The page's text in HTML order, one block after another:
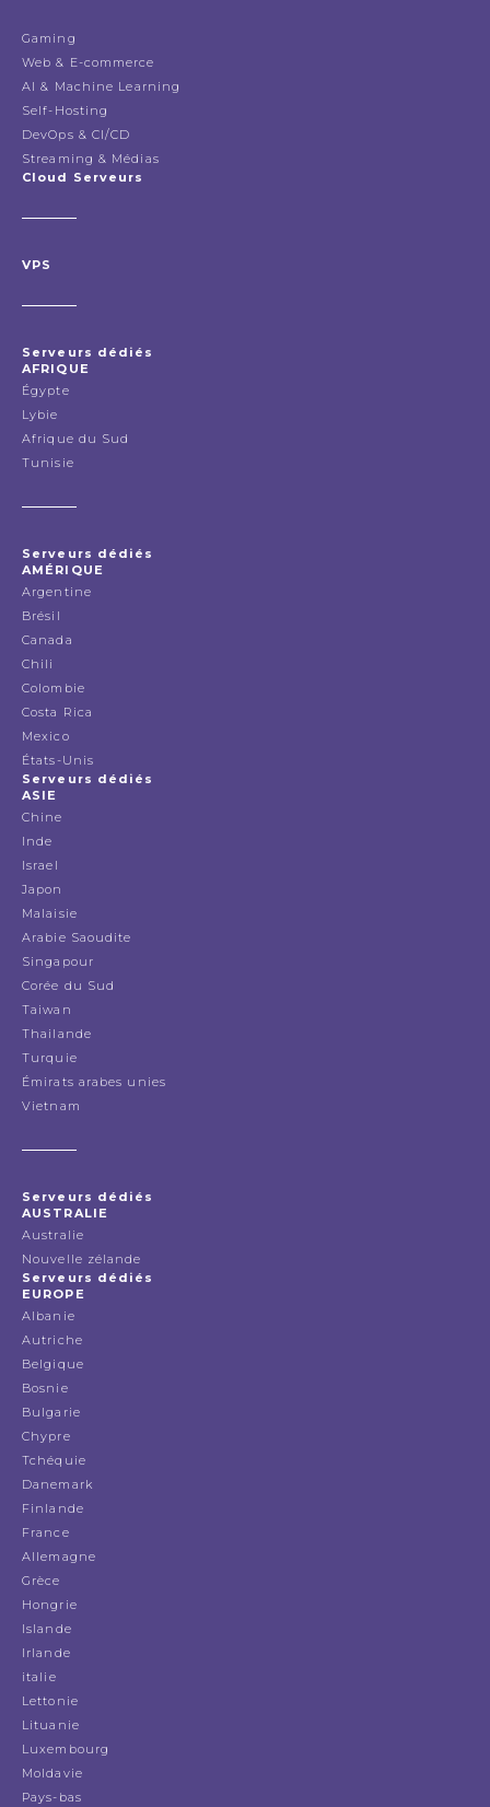
Gaming
Web & E-commerce
AI & Machine Learning
Self-Hosting
DevOps & CI/CD
Streaming & Médias
Cloud Serveurs
VPS
Serveurs dédiés
AFRIQUE
Égypte
Lybie
Afrique du Sud
Tunisie
Serveurs dédiés
AMÉRIQUE
Argentine
Brésil
Canada
Chili
Colombie
Costa Rica
Mexico
États-Unis
Serveurs dédiés
ASIE
Chine
Inde
Israel
Japon
Malaisie
Arabie Saoudite
Singapour
Corée du Sud
Taiwan
Thailande
Turquie
Émirats arabes unies
Vietnam
Serveurs dédiés
AUSTRALIE
Australie
Nouvelle zélande
Serveurs dédiés
EUROPE
Albanie
Autriche
Belgique
Bosnie
Bulgarie
Chypre
Tchéquie
Danemark
Finlande
France
Allemagne
Grèce
Hongrie
Islande
Irlande
italie
Lettonie
Lituanie
Luxembourg
Moldavie
Pays-bas